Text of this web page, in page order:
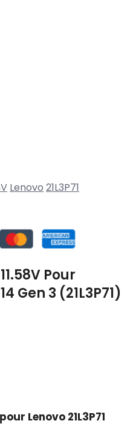
Lenovo 21L3P71
Pour
Gen 3 (21L3P71)
Lenovo 21L3P71